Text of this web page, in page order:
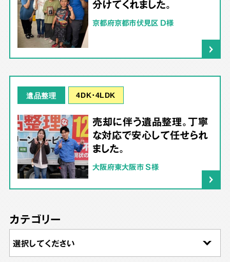
分けてくれました。
京都府京都市伏見区 D様
遺品整理 4DK･4LDK
売却に伴う遺品整理。丁寧
な対応で安心して任せられ
ました。
大阪府東大阪市 S様
カテゴリー